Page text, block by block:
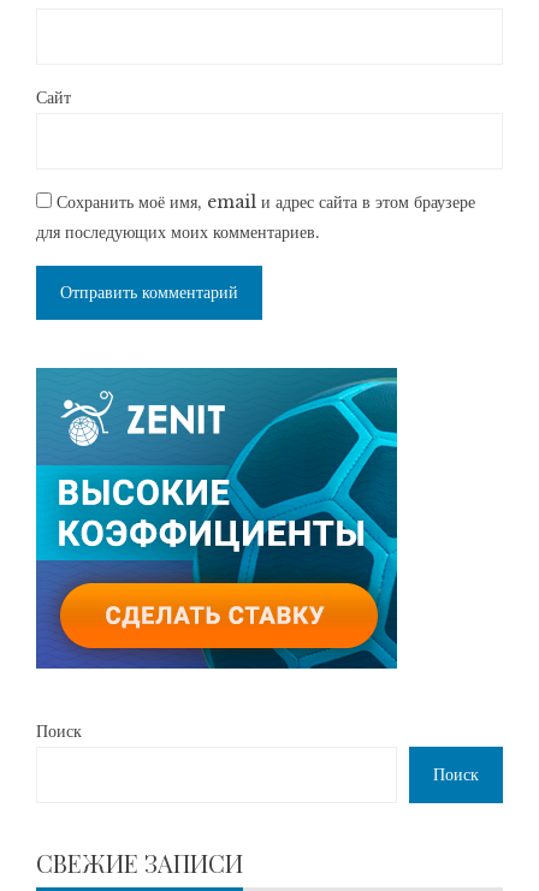
Сайт
Сохранить моё имя, email и адрес сайта в этом браузере
для последующих моих комментариев.
Поиск
Поиск
СВЕЖИЕ ЗАПИСИ